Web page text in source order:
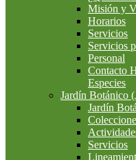
Misión y
Horarios
Servicios
Servicios
Personal
Contacto
Especies
Jardín Botánico
Jardín
Servicios